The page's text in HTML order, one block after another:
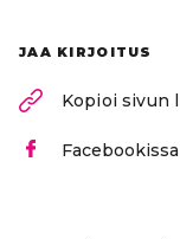
JAA KIRJOITUS
Kopioi sivun
Facebookissa